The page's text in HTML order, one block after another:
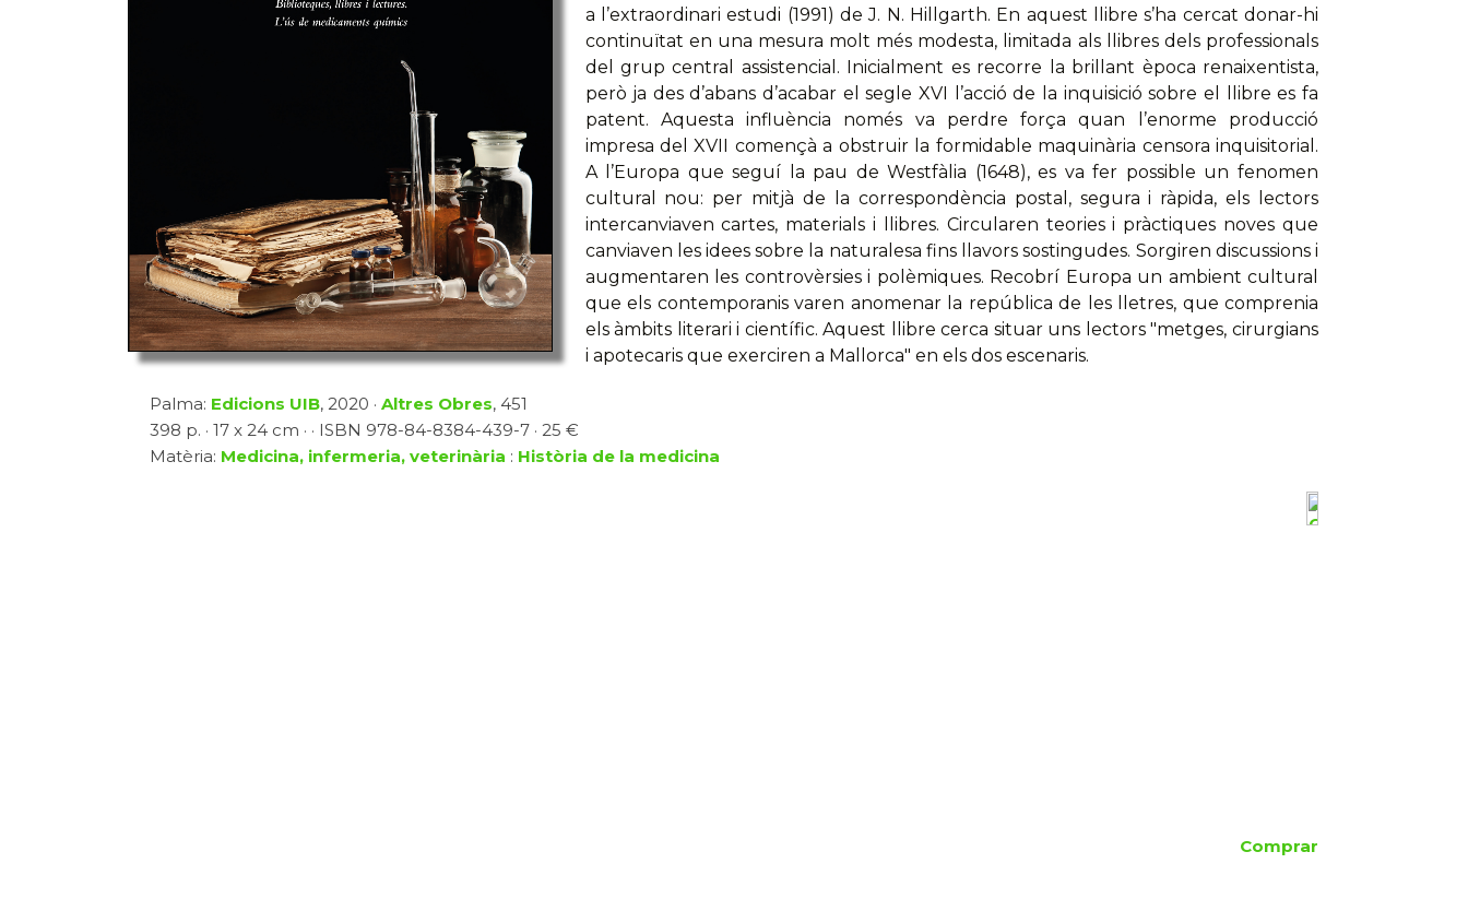
a l’extraordinari estudi (1991) de J. N. Hillgarth. En aquest llibre s’ha cercat donar-hi
continuïtat en una mesura molt més modesta, limitada als llibres dels professionals
del grup central assistencial. Inicialment es recorre la brillant època renaixentista,
però ja des d’abans d’acabar el segle XVI l’acció de la inquisició sobre el llibre es fa
patent. Aquesta influència només va perdre força quan l’enorme producció
impresa del XVII començà a obstruir la formidable maquinària censora inquisitorial.
A l’Europa que seguí la pau de Westfàlia (1648), es va fer possible un fenomen
cultural nou: per mitjà de la correspondència postal, segura i ràpida, els lectors
intercanviaven cartes, materials i llibres. Circularen teories i pràctiques noves que
canviaven les idees sobre la naturalesa fins llavors sostingudes. Sorgiren discussions i
augmentaren les controvèrsies i polèmiques. Recobrí Europa un ambient cultural
que els contemporanis varen anomenar la república de les lletres, que comprenia
els àmbits literari i científic. Aquest llibre cerca situar uns lectors "metges, cirurgians
i apotecaris que exerciren a Mallorca" en els dos escenaris.
Palma: Edicions UIB, 2020 · Altres Obres, 451
398 p. · 17 x 24 cm · · ISBN 978-84-8384-439-7 · 25 €
Matèria: Medicina, infermeria, veterinària : Història de la medicina
Comprar